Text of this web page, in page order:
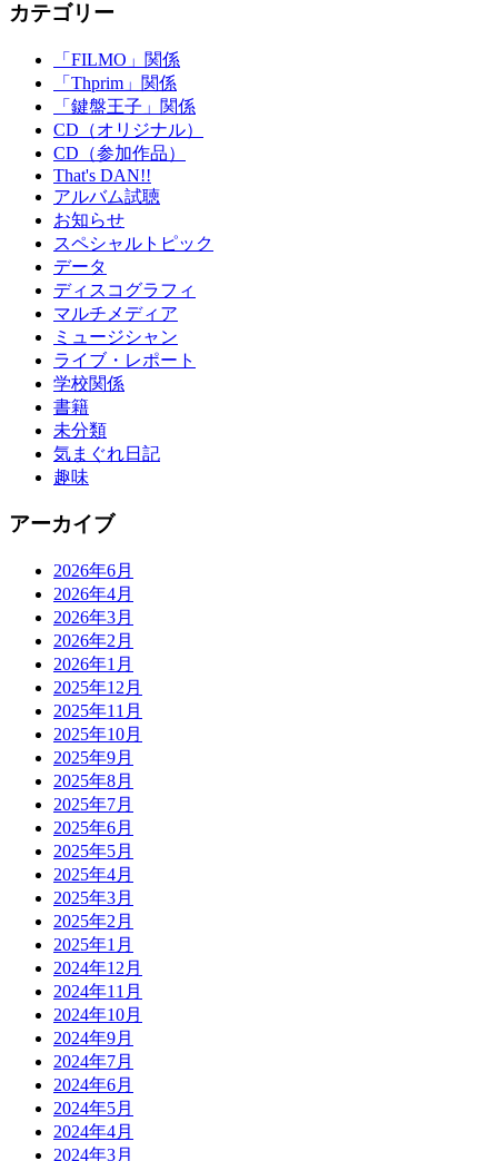
カテゴリー
「FILMO」関係
「Thprim」関係
「鍵盤王子」関係
CD（オリジナル）
CD（参加作品）
That's DAN!!
アルバム試聴
お知らせ
スペシャルトピック
データ
ディスコグラフィ
マルチメディア
ミュージシャン
ライブ・レポート
学校関係
書籍
未分類
気まぐれ日記
趣味
アーカイブ
2026年6月
2026年4月
2026年3月
2026年2月
2026年1月
2025年12月
2025年11月
2025年10月
2025年9月
2025年8月
2025年7月
2025年6月
2025年5月
2025年4月
2025年3月
2025年2月
2025年1月
2024年12月
2024年11月
2024年10月
2024年9月
2024年7月
2024年6月
2024年5月
2024年4月
2024年3月